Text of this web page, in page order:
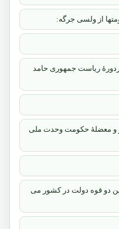
از ولسی جرگه:
ریاست جمهوری حامد
و معضلۀ حکومت وحدت ملی
دو قوه دولت در کشور می